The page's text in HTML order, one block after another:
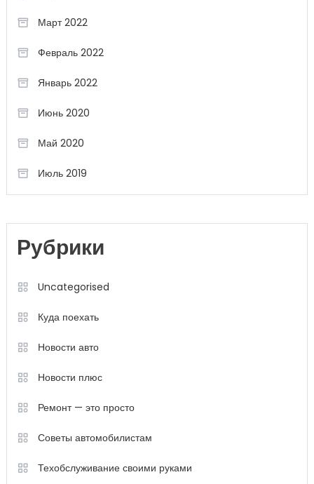
Март 2022
Февраль 2022
Январь 2022
Июнь 2020
Май 2020
Июль 2019
Рубрики
Uncategorised
Куда поехать
Новости авто
Новости плюс
Ремонт — это просто
Советы автомобилистам
Техобслуживание своими руками